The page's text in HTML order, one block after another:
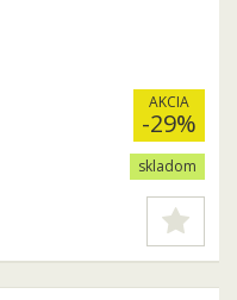
AKCIA
-29%
skladom